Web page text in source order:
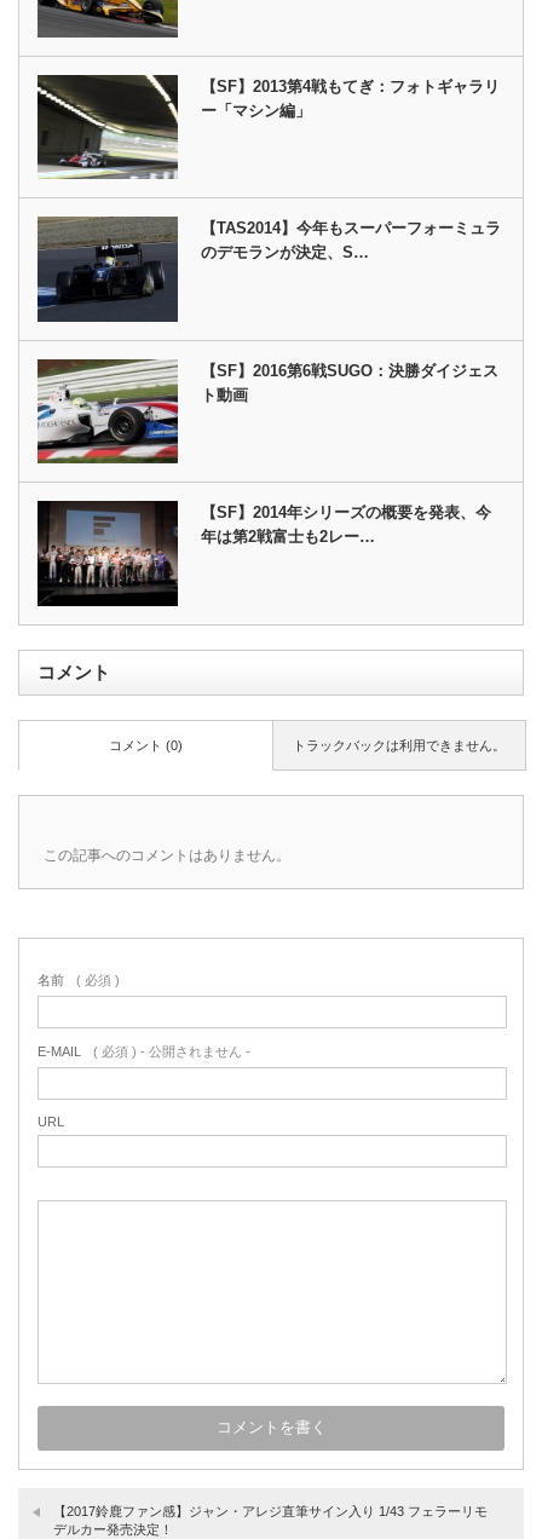
【SF】2013第4戦もてぎ：フォトギャラリ
ー「マシン編」
【TAS2014】今年もスーパーフォーミュラ
のデモランが決定、S…
【SF】2016第6戦SUGO：決勝ダイジェス
ト動画
【SF】2014年シリーズの概要を発表、今
年は第2戦富士も2レー…
コメント
トラックバックは利用できません。
コメント (0)
この記事へのコメントはありません。
名前 ( 必須 )
E-MAIL ( 必須 ) - 公開されません -
URL
【2017鈴鹿ファン感】ジャン・アレジ直筆サイン入り 1/43 フェラーリモ
デルカー発売決定！